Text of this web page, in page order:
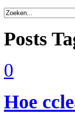
Posts
0
Hoe